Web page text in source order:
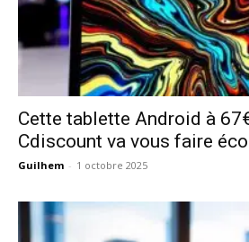
Cette tablette Android à
Cdiscount va vous faire
Guilhem - 1 octobre 2025